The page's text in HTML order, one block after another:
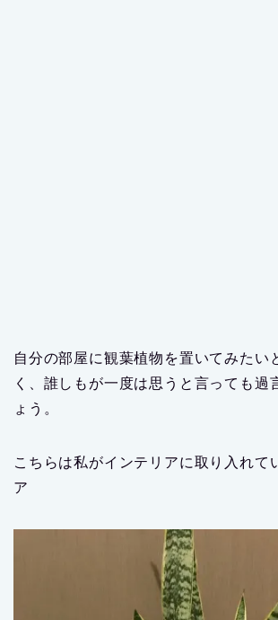
自分の部屋に観葉植物を置いてみたい
く、誰しもが一度は思うと言っても過
ょう。
こちらは私がインテリアに取り入れて
ア